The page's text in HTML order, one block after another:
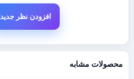
افزودن نظر جدید
محصولات مشابه